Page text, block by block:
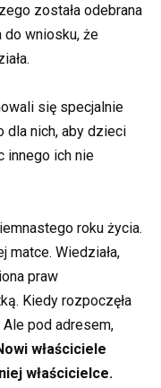
została odebrana
do wniosku, że
się specjalnie
dla nich, aby dzieci
innego ich nie
roku życia.
matce. Wiedziała,
praw
Kiedy rozpoczęła
Ale pod adresem,
właściciele
właścicielce.